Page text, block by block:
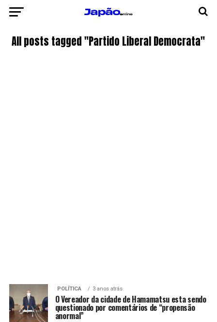
All posts tagged "Partido Liberal Democrata"
POLÍTICA 3 anos atrás
O Vereador da cidade de Hamamatsu esta sendo
questionado por comentários de “propensão
anormal”